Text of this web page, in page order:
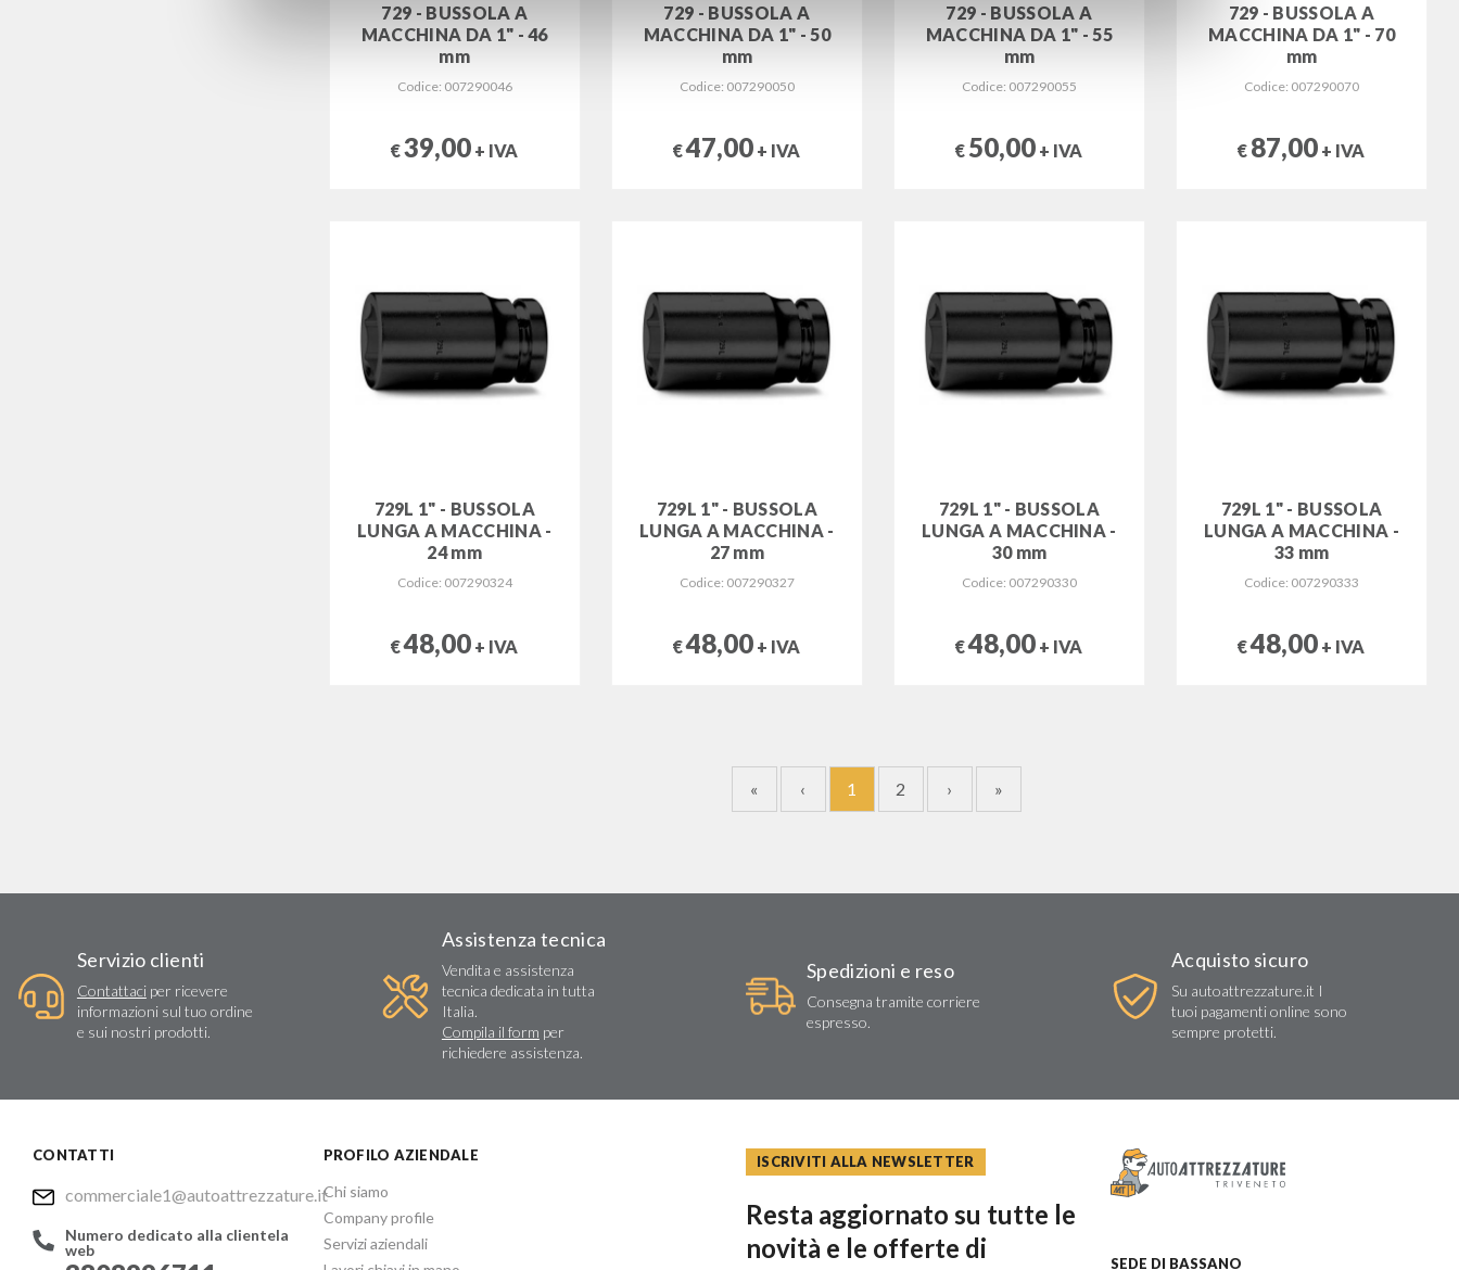
729 - BUSSOLA A
MACCHINA DA 1" - 46
mm
Codice: 007290046
€39,00 + IVA
729 - BUSSOLA A
MACCHINA DA 1" - 50
mm
Codice: 007290050
€47,00 + IVA
729 - BUSSOLA A
MACCHINA DA 1" - 55
mm
Codice: 007290055
€ 50,00 + IVA
729 - BUSSOLA A
MACCHINA DA 1" - 70
mm
Codice: 007290070
€ 87,00 + IVA
729L 1" - BUSSOLA
LUNGA A MACCHINA -
24 mm
Codice: 007290324
€48,00 + IVA
729L 1" - BUSSOLA
LUNGA A MACCHINA -
27 mm
Codice: 007290327
€48,00 + IVA
729L 1" - BUSSOLA
LUNGA A MACCHINA -
30 mm
Codice: 007290330
€48,00 + IVA
729L 1" - BUSSOLA
LUNGA A MACCHINA -
33 mm
Codice: 007290333
€48,00 + IVA
« ‹ 1 2 › »
Servizio clienti
Contattaciper ricevere
informazioni sul tuo ordine
e sui nostri prodotti.
Assistenza tecnica
Vendita e assistenza
tecnica dedicata in tutta
Italia.
Compila il form per
richiedere assistenza.
Spedizioni e reso
Consegna tramite corriere
espresso.
Acquisto sicuro
Su autoattrezzature.it I
tuoi pagamenti online sono
sempre protetti.
CONTATTI
commerciale1@autoattrezzature.it
Numero dedicato alla clientela
web
PROFILO AZIENDALE
Chi siamo
Company profile
Servizi aziendali
ISCRIVITI ALLA NEWSLETTER
Resta aggiornato su tutte le
novità e le offerte di
SEDE DI BASSANO